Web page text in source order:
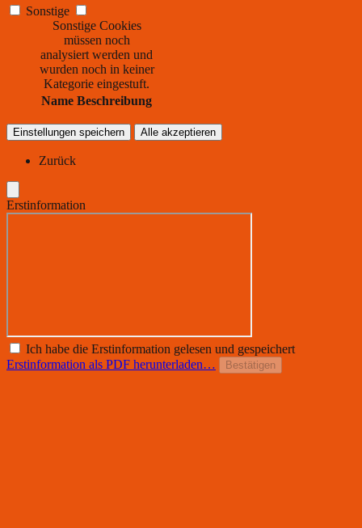
Sonstige
Sonstige Cookies
müssen noch
analysiert werden und
wurden noch in keiner
Kategorie eingestuft.
Name Beschreibung
Einstellungen speichern Alle akzeptieren
Zurück
Erstinformation
Ich habe die Erstinformation gelesen und gespeichert
Erstinformation als PDF herunterladen…
Bestätigen